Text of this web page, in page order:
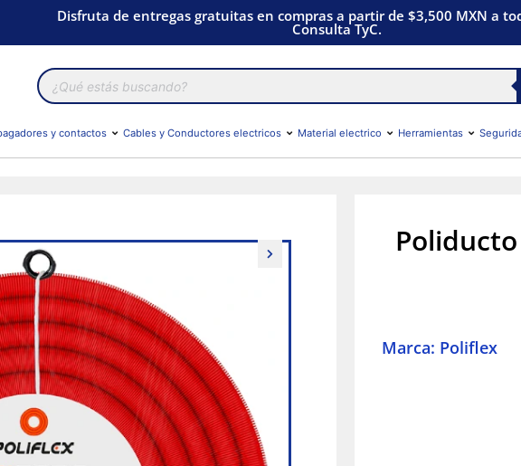
Disfruta de entregas gratuitas en compras a partir de $3,500 MXN a
Consulta TyC.
Búsqueda
de
productos
y contactos Cables y Conductores electricos Material electrico Herramientas
Marca: Poliflex